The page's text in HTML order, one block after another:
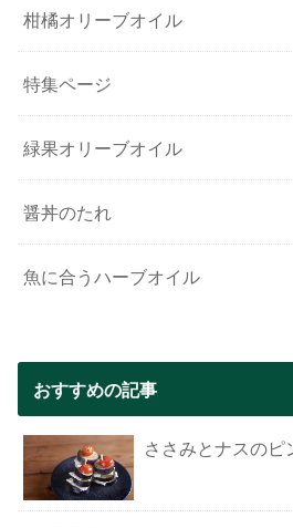
柑橘オリーブオイル
特集ページ
緑果オリーブオイル
醤丼のたれ
魚に合うハーブオイル
おすすめの記事
ささみとナスのピ